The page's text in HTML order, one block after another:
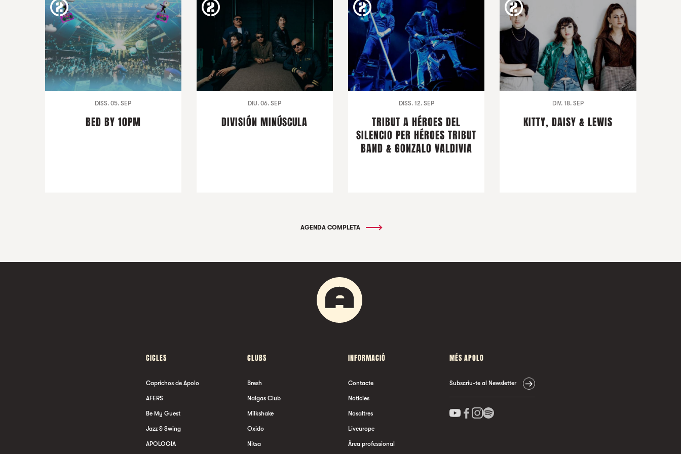
DISS. 05. SEP
BED BY 10PM
DIU. 06. SEP
DIVISIÓN MINÚSCULA
DISS. 12. SEP
TRIBUT A HÉROES DEL
SILENCIO PER HÉROES TRIBUT
BAND & GONZALO VALDIVIA
DIV. 18. SEP
KITTY, DAISY & LEWIS
AGENDA COMPLETA
CICLES
Caprichos de Apolo
AFERS
Be My Guest
Jazz & Swing
APOLOGIA
CLUBS
Bresh
Nalgas Club
Milkshake
Oxido
Nitsa
INFORMACIÓ
Contacte
Notícies
Nosaltres
Liveurope
Àrea professional
MÉS APOLO
Subscriu-te al Newsletter